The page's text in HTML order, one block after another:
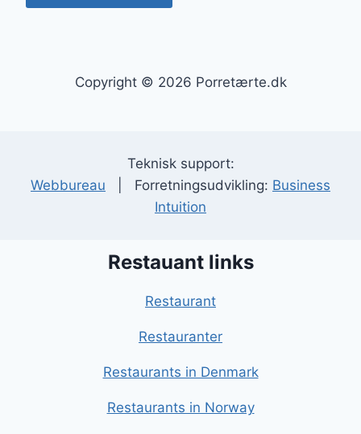
Copyright © 2026 Porretærte.dk
Teknisk support:
Webbureau | Forretningsudvikling: Business
Intuition
Restauant links
Restaurant
Restauranter
Restaurants in Denmark
Restaurants in Norway